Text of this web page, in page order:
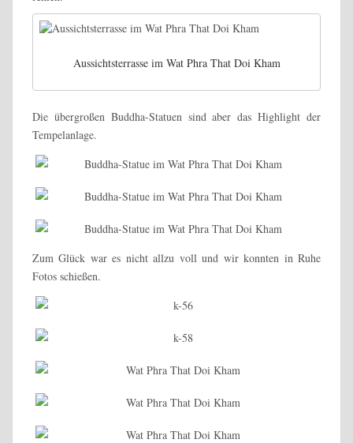
Aussichtsterrasse im Wat Phra That Doi Kham
Die übergroßen Buddha-Statuen sind aber das Highlight der
Tempelanlage.
Zum Glück war es nicht allzu voll und wir konnten in Ruhe
Fotos schießen.